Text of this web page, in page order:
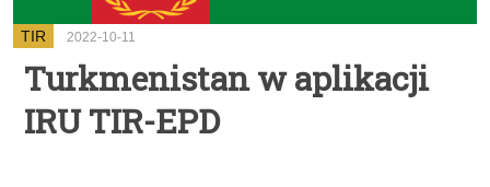
TIR 2022-10-11
Turkmenistan w aplikacji
IRU TIR-EPD